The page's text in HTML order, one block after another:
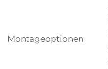
Montageoptionen